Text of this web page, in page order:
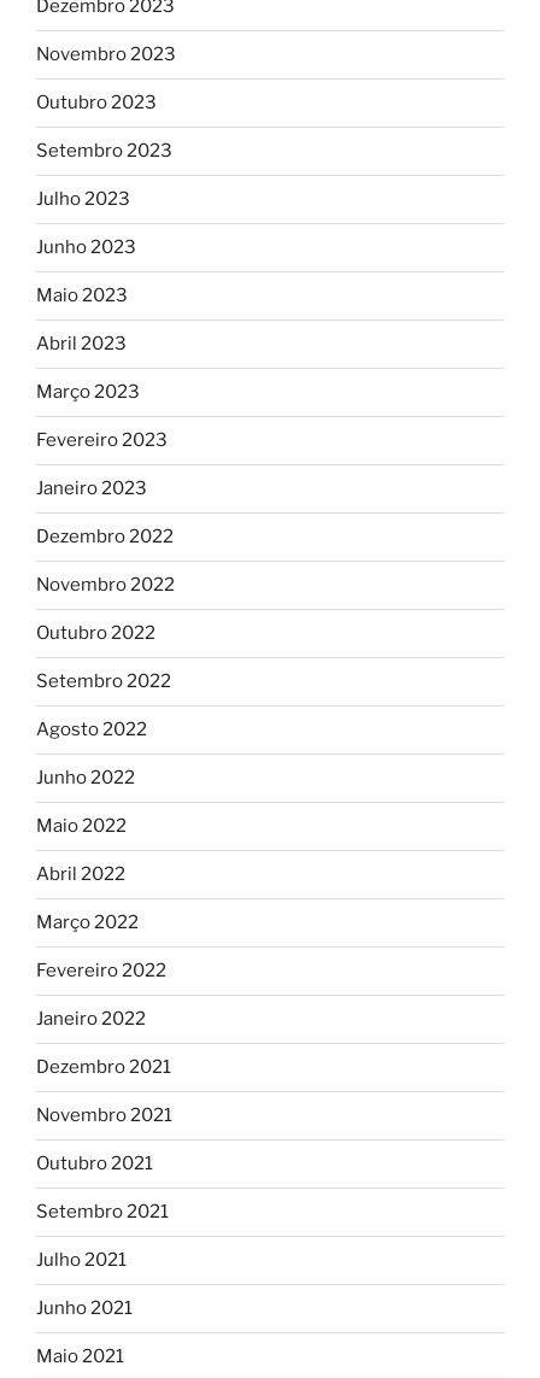
Dezembro 2023
Novembro 2023
Outubro 2023
Setembro 2023
Julho 2023
Junho 2023
Maio 2023
Abril 2023
Março 2023
Fevereiro 2023
Janeiro 2023
Dezembro 2022
Novembro 2022
Outubro 2022
Setembro 2022
Agosto 2022
Junho 2022
Maio 2022
Abril 2022
Março 2022
Fevereiro 2022
Janeiro 2022
Dezembro 2021
Novembro 2021
Outubro 2021
Setembro 2021
Julho 2021
Junho 2021
Maio 2021